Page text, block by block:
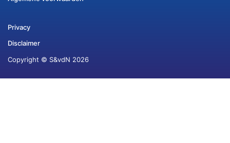
Privacy
Disclaimer
Copyright © S&vdN 2026